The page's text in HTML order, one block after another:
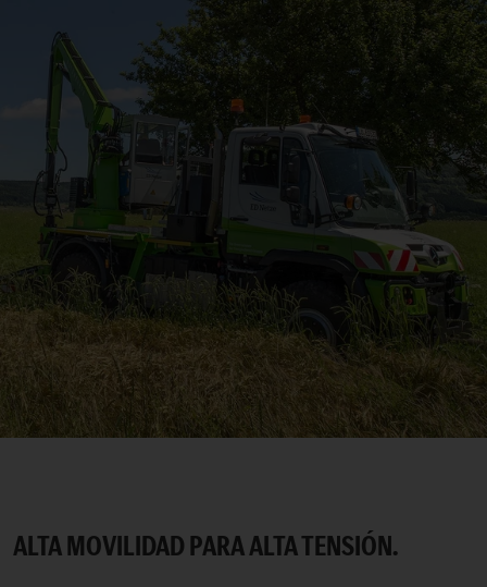
ALTA MOVILIDAD PARA ALTA TENSIÓN.